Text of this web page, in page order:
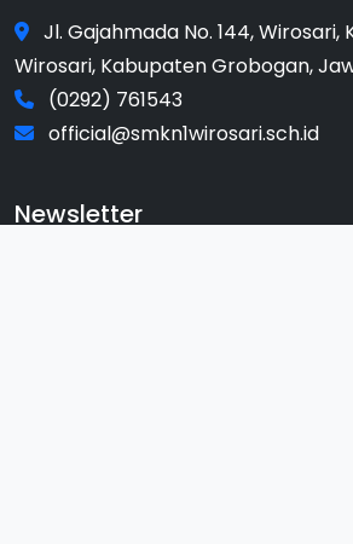
Jl. Gajahmada No. 144,
Wirosari, Kabupaten Grobogan,
(0292) 761543
official@smkn1wirosari.sch.id
Newsletter